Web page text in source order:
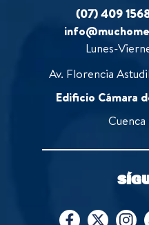
(07) 409
Lunes-
Av. Florencia
Edificio Cámara
Cuenca